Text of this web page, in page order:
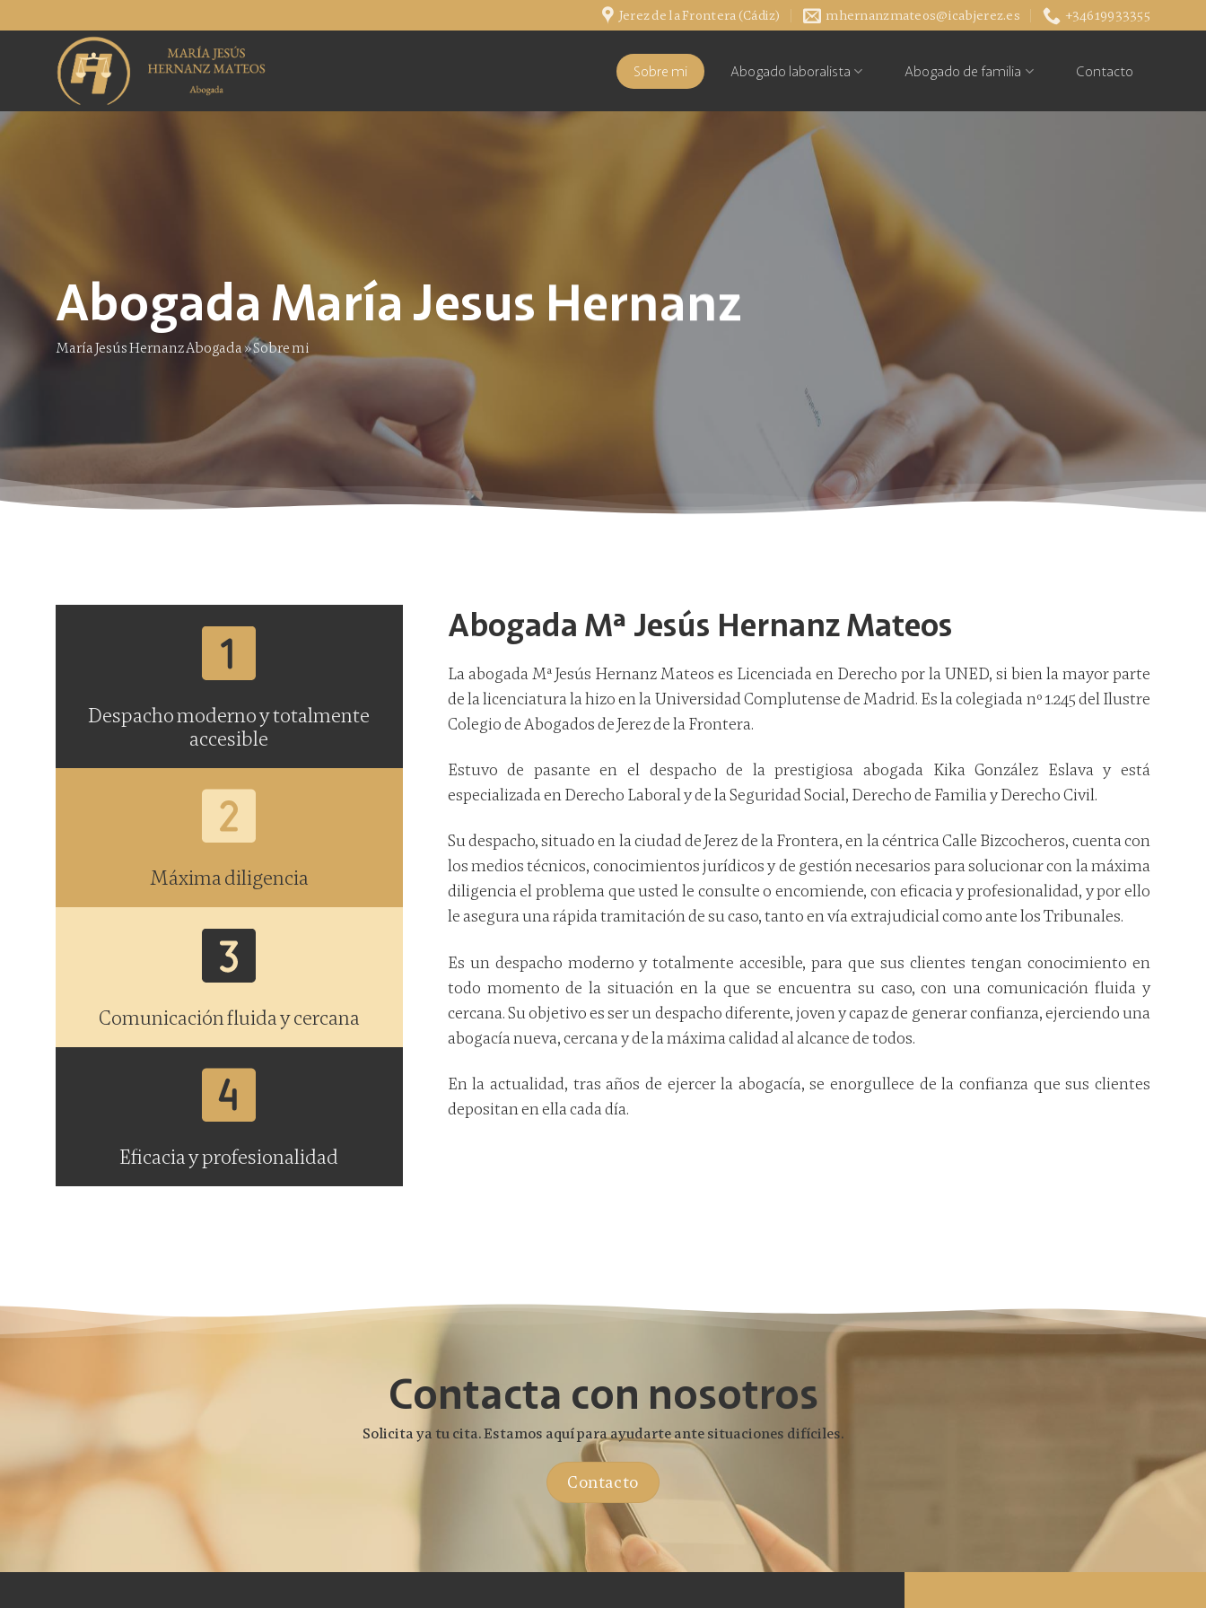
al
contenido
Jerez de la Frontera (Cádiz) mhernanzmateos@icabjerez.es +34619933355
Sobre mi Abogado laboralista Abogado de familia Contacto
Abogada María Jesus Hernanz
María Jesús Hernanz Abogada»Sobre mi
Despacho moderno y totalmente
accesible
Máxima diligencia
Comunicación fluida y cercana
Eficacia y profesionalidad
Abogada Mª Jesús Hernanz Mateos
La abogada Mª Jesús Hernanz Mateos es Licenciada en Derecho por la UNED, si bien la mayor parte
de la licenciatura la hizo en la Universidad Complutense de Madrid. Es la colegiada nº 1.245 del Ilustre
Colegio de Abogados de Jerez de la Frontera.
Estuvo de pasante en el despacho de la prestigiosa abogada Kika González Eslava y está
especializada en Derecho Laboral y de la Seguridad Social, Derecho de Familia y Derecho Civil.
Su despacho, situado en la ciudad de Jerez de la Frontera, en la céntrica Calle Bizcocheros, cuenta con
los medios técnicos, conocimientos jurídicos y de gestión necesarios para solucionar con la máxima
diligencia el problema que usted le consulte o encomiende, con eficacia y profesionalidad, y por ello
le asegura una rápida tramitación de su caso, tanto en vía extrajudicial como ante los Tribunales.
Es un despacho moderno y totalmente accesible, para que sus clientes tengan conocimiento en
todo momento de la situación en la que se encuentra su caso, con una comunicación fluida y
cercana. Su objetivo es ser un despacho diferente, joven y capaz de generar confianza, ejerciendo una
abogacía nueva, cercana y de la máxima calidad al alcance de todos.
En la actualidad, tras años de ejercer la abogacía, se enorgullece de la confianza que sus clientes
depositan en ella cada día.
Contacta con nosotros
Solicita ya tu cita. Estamos aquí para ayudarte ante situaciones difíciles.
Contacto